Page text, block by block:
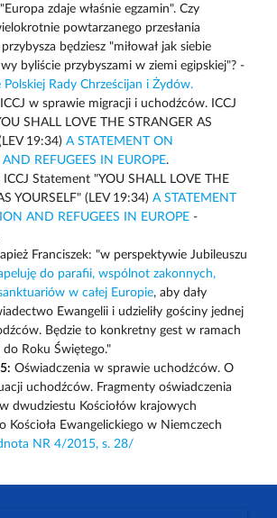
zdaje właśnie egzamin". Czy
powtarzanego przesłania
będziesz "miłował jak siebie
byliście przybyszami w ziemi egipskiej"? -
Polskiej Rady Chrześcijan i Żydów.
w sprawie migracji i uchodźców. ICCJ
SHALL LOVE THE STRANGER AS
19:34) A STATEMENT ON
REFUGEES IN EUROPE.
ICCJ Statement "YOU SHALL LOVE THE
YOURSELF" (LEV 19:34) A STATEMENT
AND REFUGEES IN EUROPE-
Franciszek: "w perspektywie Jubileuszu
do parafii, wspólnot zakonnych,
w całej Europie, aby dały
Ewangelii i udzieliły gościny jednej
Będzie to konkretny gest w ramach
Roku Świętego."
Oświadczenia w sprawie uchodźców. O
uchodźców. Fragmenty oświadczenia
dwudziestu Kościołów krajowych
Kościoła Ewangelickiego w Niemczech
NR 4/2015, s. 28/